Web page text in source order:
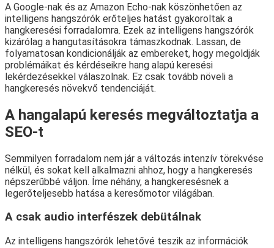
A Google-nak és az Amazon Echo-nak köszönhetően az
intelligens hangszórók erőteljes hatást gyakoroltak a
hangkeresési forradalomra. Ezek az intelligens hangszórók
kizárólag a hangutasításokra támaszkodnak. Lassan, de
folyamatosan kondicionálják az embereket, hogy megoldják
problémáikat és kérdéseikre hang alapú keresési
lekérdezésekkel válaszolnak. Ez csak tovább növeli a
hangkeresés növekvő tendenciáját.
A hangalapú keresés megváltoztatja a
SEO-t
Semmilyen forradalom nem jár a változás intenzív törekvése
nélkül, és sokat kell alkalmazni ahhoz, hogy a hangkeresés
népszerűbbé váljon. Íme néhány, a hangkeresésnek a
legerőteljesebb hatása a keresőmotor világában.
A csak audio interfészek debütálnak
Az intelligens hangszórók lehetővé teszik az információk